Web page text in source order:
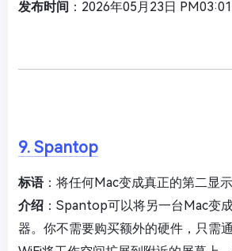
发布时间 ：2026年05月23日
9. Spantop
标语：将任何Mac变成真正的第二显
介绍 ：Spantop可以将另一台Mac变
器。你不需要购买额外的硬件，只需